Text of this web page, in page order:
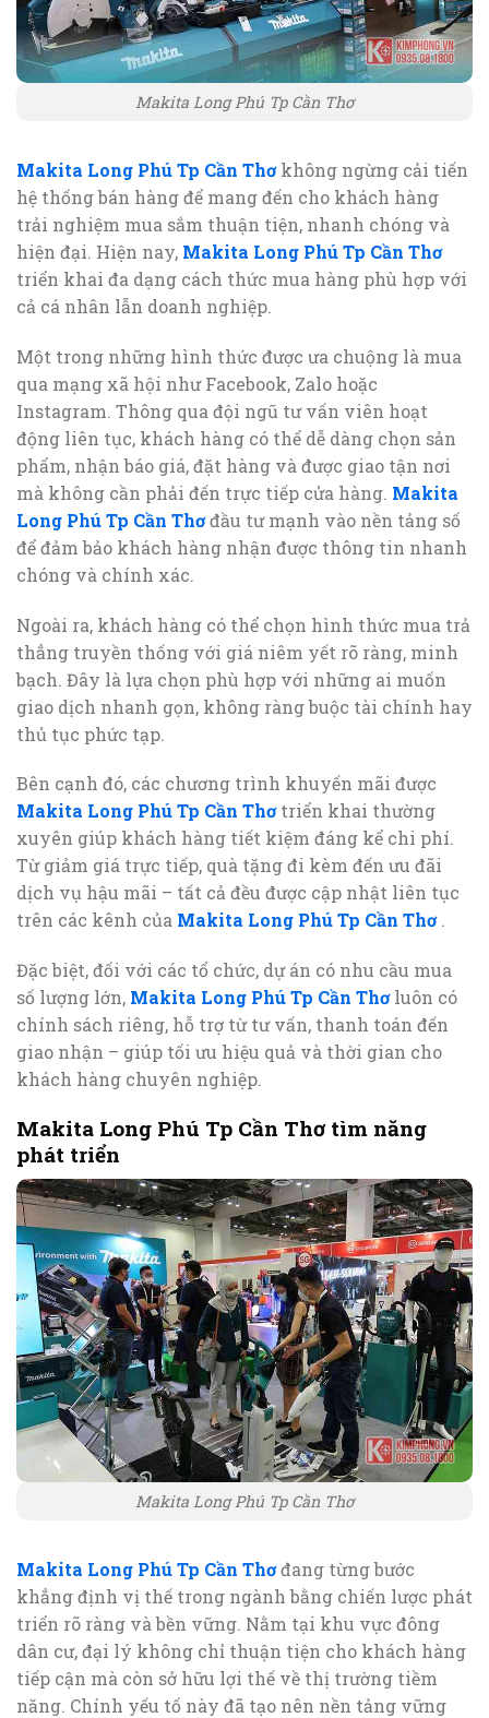
Makita Long Phú Tp Cần Thơ
Makita Long Phú Tp Cần Thơkhông ngừng cải tiến
hệ thống bán hàng để mang đến cho khách hàng
trải nghiệm mua sắm thuận tiện, nhanh chóng và
hiện đại. Hiện nay, Makita Long Phú Tp Cần Thơ
triển khai đa dạng cách thức mua hàng phù hợp với
cả cá nhân lẫn doanh nghiệp.
Một trong những hình thức được ưa chuộng là mua
qua mạng xã hội như Facebook, Zalo hoặc
Instagram. Thông qua đội ngũ tư vấn viên hoạt
động liên tục, khách hàng có thể dễ dàng chọn sản
phẩm, nhận báo giá, đặt hàng và được giao tận nơi
mà không cần phải đến trực tiếp cửa hàng. Makita
Long Phú Tp Cần Thơđầu tư mạnh vào nền tảng số
để đảm bảo khách hàng nhận được thông tin nhanh
chóng và chính xác.
Ngoài ra, khách hàng có thể chọn hình thức mua trả
thẳng truyền thống với giá niêm yết rõ ràng, minh
bạch. Đây là lựa chọn phù hợp với những ai muốn
giao dịch nhanh gọn, không ràng buộc tài chính hay
thủ tục phức tạp.
Bên cạnh đó, các chương trình khuyến mãi được
Makita Long Phú Tp Cần Thơtriển khai thường
xuyên giúp khách hàng tiết kiệm đáng kể chi phí.
Từ giảm giá trực tiếp, quà tặng đi kèm đến ưu đãi
dịch vụ hậu mãi – tất cả đều được cập nhật liên tục
trên các kênh của Makita Long Phú Tp Cần Thơ.
Đặc biệt, đối với các tổ chức, dự án có nhu cầu mua
số lượng lớn, Makita Long Phú Tp Cần Thơluôn có
chính sách riêng, hỗ trợ từ tư vấn, thanh toán đến
giao nhận – giúp tối ưu hiệu quả và thời gian cho
khách hàng chuyên nghiệp.
Makita Long Phú Tp Cần Thơ tìm năng
phát triển
Makita Long Phú Tp Cần Thơ
Makita Long Phú Tp Cần Thơđang từng bước
khẳng định vị thế trong ngành bằng chiến lược phát
triển rõ ràng và bền vững. Nằm tại khu vực đông
dân cư, đại lý không chỉ thuận tiện cho khách hàng
tiếp cận mà còn sở hữu lợi thế về thị trường tiềm
năng. Chính yếu tố này đã tạo nên nền tảng vững